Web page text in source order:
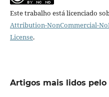
Este trabalho está licenciado
Attribution-NonCommercial-
License.
Artigos mais lidos pelo